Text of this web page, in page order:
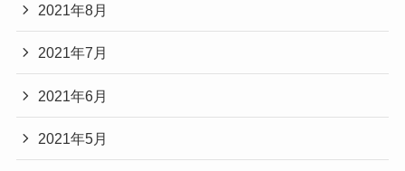
2021年8月
2021年7月
2021年6月
2021年5月